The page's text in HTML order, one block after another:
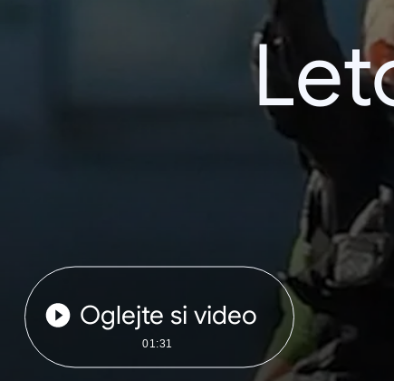
Oglejte si video
01:31